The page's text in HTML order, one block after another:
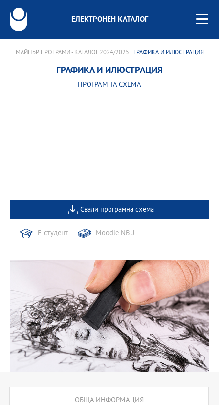
ЕЛЕКТРОНЕН КАТАЛОГ
МАЙНЪР ПРОГРАМИ - КАТАЛОГ 2024/2025 | ГРАФИКА И ИЛЮСТРАЦИЯ
ГРАФИКА И ИЛЮСТРАЦИЯ
ПРОГРАМНА СХЕМА
Свали програмна схема
Е-студент Moodle NBU
ОБЩА ИНФОРМАЦИЯ